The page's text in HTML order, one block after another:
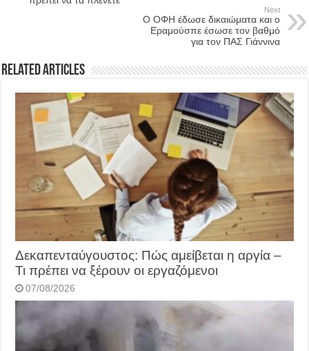
Next
Ο ΟΦΗ έδωσε δικαιώματα και ο
Εραμούσπε έσωσε τον βαθμό
για τον ΠΑΣ Γιάννινα
Related Articles
Δεκαπενταύγουστος: Πώς αμείβεται η αργία –
Τι πρέπει να ξέρουν οι εργαζόμενοι
07/08/2026